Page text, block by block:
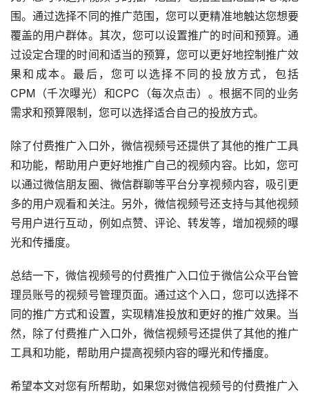
围。通过选择不同的推广范围，您可以更精准地触达您想要
覆盖的用户群体。其次，您可以设置推广的时间和预算。通
过设定合理的时间和适当的预算，您可以更好地控制推广效
果和成本。最后，您可以选择不同的投放方式，包括
CPM（千次曝光）和CPC（每次点击）。根据不同的业务
需求和预算限制，您可以选择适合自己的投放方式。
除了付费推广入口外，微信视频号还提供了其他的推广工具
和功能，帮助用户更好地推广自己的视频内容。比如，您可
以通过微信朋友圈、微信群聊等平台分享视频内容，吸引更
多的用户观看和关注。另外，微信视频号还支持与其他视频
号用户进行互动，例如点赞、评论、转发等，增加视频的曝
光和传播度。
总结一下，微信视频号的付费推广入口位于微信公众平台管
理员账号的视频号管理页面。通过这个入口，您可以选择不
同的推广方式和设置，实现精准投放和更好的推广效果。当
然，除了付费推广入口外，微信视频号还提供了其他的推广
工具和功能，帮助用户提高视频内容的曝光和传播度。
希望本文对您有所帮助，如果您对微信视频号的付费推广入